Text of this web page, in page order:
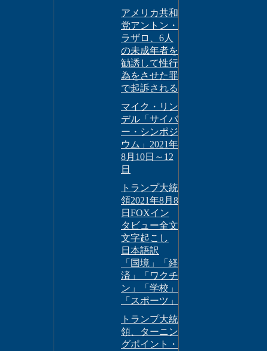
アメリカ共和
党アントン・
ラザロ、6人
の未成年者を
勧誘して性行
為をさせた罪
で起訴される
マイク・リン
デル「サイバ
ー・シンポジ
ウム」2021年
8月10日～12
日
トランプ大統
領2021年8月8
日FOXイン
タビュー全文
文字起こし
日本語訳
「国境」「経
済」「ワクチ
ン」「学校」
「スポーツ」
トランプ大統
領、ターニン
グポイント・